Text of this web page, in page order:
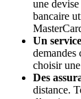
une
bancaire
Un
demandes
choisir
Des
distance.